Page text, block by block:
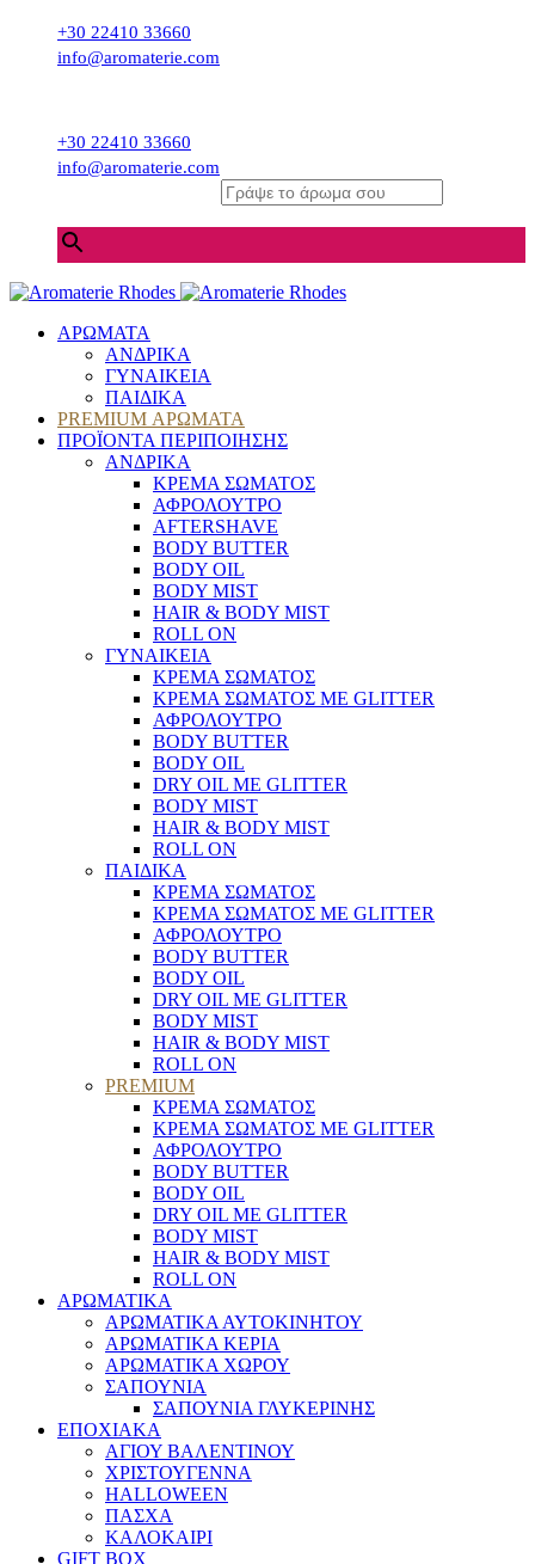
+30 22410 33660
info@aromaterie.com
+30 22410 33660
info@aromaterie.com
ΑΡΩΜΑΤΑ
ΑΝΔΡΙΚΑ
ΓΥΝΑΙΚΕΙΑ
ΠΑΙΔΙΚΑ
PREMIUM ΑΡΩΜΑΤΑ
ΠΡΟΪΟΝΤΑ ΠΕΡΙΠΟΙΗΣΗΣ
ΑΝΔΡΙΚΑ
ΚΡΕΜΑ ΣΩΜΑΤΟΣ
ΑΦΡΟΛΟΥΤΡΟ
AFTERSHAVE
BODY BUTTER
BODY OIL
BODY MIST
HAIR & BODY MIST
ROLL ON
ΓΥΝΑΙΚΕΙΑ
ΚΡΕΜΑ ΣΩΜΑΤΟΣ
ΚΡΕΜΑ ΣΩΜΑΤΟΣ ΜΕ GLITTER
ΑΦΡΟΛΟΥΤΡΟ
BODY BUTTER
BODY OIL
DRY OIL ΜΕ GLITTER
BODY MIST
HAIR & BODY MIST
ROLL ON
ΠΑΙΔΙΚΑ
ΚΡΕΜΑ ΣΩΜΑΤΟΣ
ΚΡΕΜΑ ΣΩΜΑΤΟΣ ΜΕ GLITTER
ΑΦΡΟΛΟΥΤΡΟ
BODY BUTTER
BODY OIL
DRY OIL ΜΕ GLITTER
BODY MIST
HAIR & BODY MIST
ROLL ON
PREMIUM
ΚΡΕΜΑ ΣΩΜΑΤΟΣ
ΚΡΕΜΑ ΣΩΜΑΤΟΣ ΜΕ GLITTER
ΑΦΡΟΛΟΥΤΡΟ
BODY BUTTER
BODY OIL
DRY OIL ΜΕ GLITTER
BODY MIST
HAIR & BODY MIST
ROLL ON
ΑΡΩΜΑΤΙΚΑ
ΑΡΩΜΑΤΙΚΑ ΑΥΤΟΚΙΝΗΤΟΥ
ΑΡΩΜΑΤΙΚΑ ΚΕΡΙΑ
ΑΡΩΜΑΤΙΚΑ ΧΩΡΟΥ
ΣΑΠΟΥΝΙΑ
ΣΑΠΟΥΝΙΑ ΓΛΥΚΕΡΙΝΗΣ
ΕΠΟΧΙΑΚΑ
ΑΓΙΟΥ ΒΑΛΕΝΤΙΝΟΥ
ΧΡΙΣΤΟΥΓΕΝΝΑ
HALLOWEEN
ΠΑΣΧΑ
ΚΑΛΟΚΑΙΡΙ
GIFT BOX